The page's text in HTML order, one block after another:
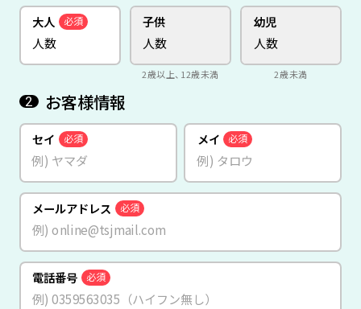
大人 必須 子供
2歳以上、12歳未満
幼児
2歳未満
2 お客様情報
セイ 必須 メイ 必須
メールアドレス 必須
電話番号 必須